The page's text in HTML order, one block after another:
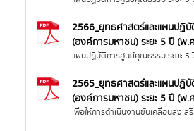
2566_ยุทธศาสตร์และแผนปฏิ
(องค์การมหาชน) ระยะ 5 ปี (พ.
2565_ยุทธศาสตร์และแผนปฏิ
(องค์การมหาชน) ระยะ 5 ปี (พ.